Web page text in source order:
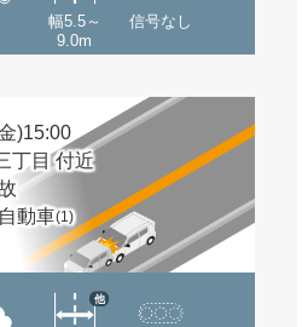
幅5.5～
9.0m
信号なし
)15:00
丁目 付近
動車(1)
他